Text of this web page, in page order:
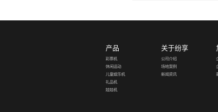
产品
彩票机
休闲运动
儿童娱乐机
礼品机
娃娃机
关于纷享
公司介绍
场地案例
新闻资讯